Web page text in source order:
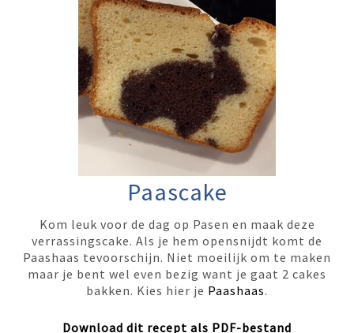
Paascake
Kom leuk voor de dag op Pasen en maak deze
verrassingscake. Als je hem opensnijdt komt de
Paashaas tevoorschijn. Niet moeilijk om te maken
maar je bent wel even bezig want je gaat 2 cakes
bakken. Kies hier je Paashaas.
Download dit recept als PDF-bestand